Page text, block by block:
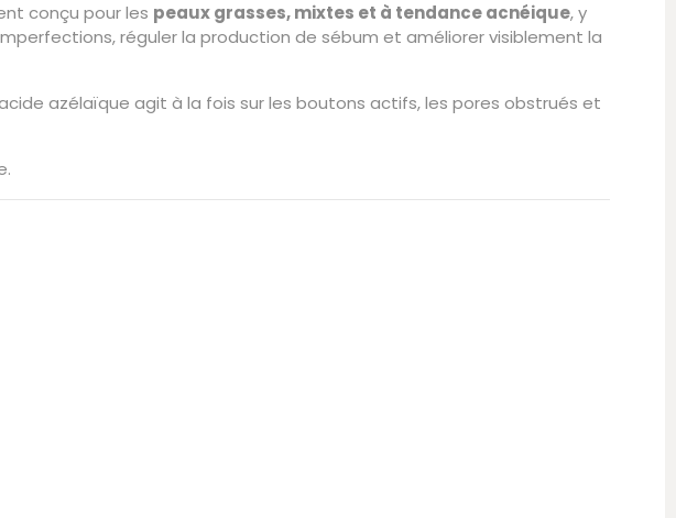
conçu pour les peaux grasses, mixtes et à tendance acnéique, y
réguler la production de sébum et améliorer visiblement la
azélaïque agit à la fois sur les boutons actifs, les pores obstrués et